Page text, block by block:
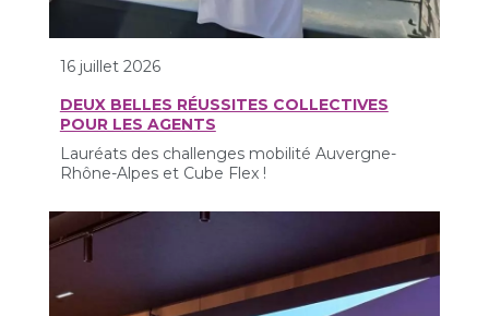
16 juillet 2026
DEUX BELLES RÉUSSITES COLLECTIVES
POUR LES AGENTS
Lauréats des challenges mobilité Auvergne-
Rhône-Alpes et Cube Flex !